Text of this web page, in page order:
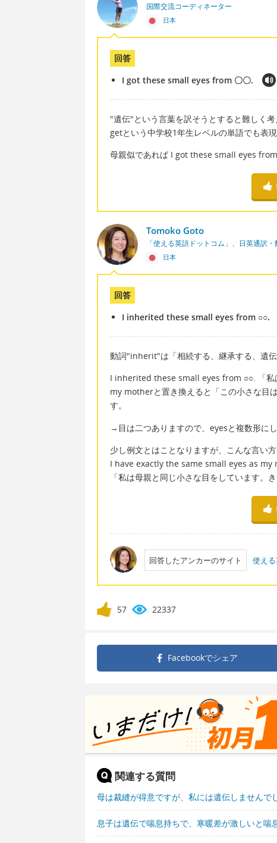
国際交流コーディネーター
日本
回答
I got these small eyes from 〇〇.
"遺伝"という言葉を訳そうとすると難しく考
getという中学校1年生レベルの単語でも表現
母親似であれば I got these small eyes from
Tomoko Goto
「使える英語ドットコム」、日英通訳
日本
回答
I inherited these small eyes from ○○.
動詞"inherit"は「相続する、継承する、遺伝
I inherited these small eyes from ○○. 「私
my motherと置き換えると「この小さな目
す。
→目は二つありますので、eyesと複数形にし
少し例文とはことなりますが、こんな言い方
I have exactly the same small eyes as my
「私は母親と同じ小さな目をしています。
回答したアンカーのサイト 使え
57 22337
Facebookでシェア
関連する質問
母は裁縫が得意ですが、私には遺伝しませんで
息子は遺伝で喘息持ちで、寒暖差が激しいと喘